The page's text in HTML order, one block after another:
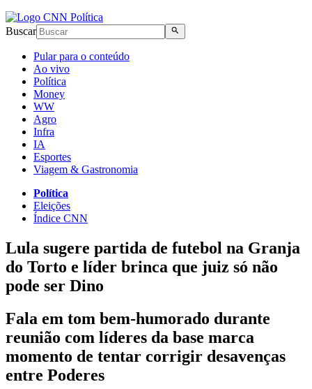
Buscar
Pular para o conteúdo
Ao vivo
Política
Money
WW
Agro
Infra
IA
Esportes
Viagem & Gastronomia
Política
Eleições
Índice CNN
Lula sugere partida de futebol na Granja
do Torto e líder brinca que juiz só não
pode ser Dino
Fala em tom bem-humorado durante
reunião com líderes da base marca
momento de tentar corrigir desavenças
entre Poderes